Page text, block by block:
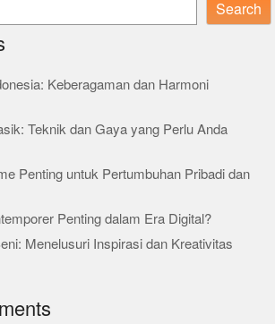
Search
Keberagaman dan Harmoni
Teknik dan Gaya yang Perlu Anda
Penting untuk Pertumbuhan Pribadi dan
Penting dalam Era Digital?
Menelusuri Inspirasi dan Kreativitas